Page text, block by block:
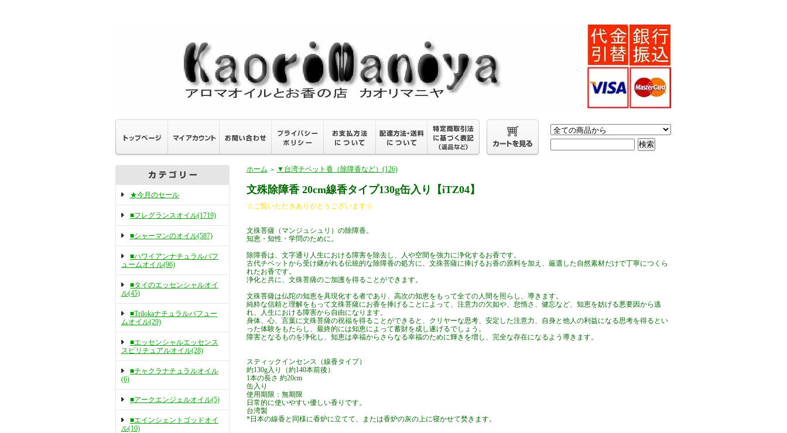
★今月のセール
■フレグランスオイル(1719)
■シャーマンのオイル(587)
■ハワイアンナチュラルパフ
ュームオイル(96)
■タイのエッセンシャルオイ
ル(45)
■Trilokaナチュラルパフュー
ムオイル(29)
■エッセンシャルエッセンス
スピリチュアルオイル(28)
■チャクラナチュラルオイル
(6)
■アークエンジェルオイル(5)
■エインシェントゴッドオイ
ル(10)
ホーム ＞ ▼台湾チベット香（除障香など）(126)
文殊除障香 20cm線香タイプ130g缶入り【iTZ04】
☆ご覧いただきありがとうございます☆
文殊菩薩（マンジュシュリ）の除障香。
知恵・知性・学問のために。
除障香は、文字通り人生における障害を除去し、人や空間を強力に浄化するお香です。
古代チベットから受け継がれる伝統的な除障香の処方に、文殊菩薩に捧げるお香の原料を加え、厳選した自然素材だけで丁寧につくら
れたお香です。
浄化と共に、文殊菩薩のご加護を得ることができます。
文殊菩薩は仏陀の知恵を具現化する者であり、高次の知恵をもって全ての人間を照らし、導きます。
純粋な信頼と理解をもって文殊菩薩にお香を捧げることによって、注意力の欠如や、怠惰さ、健忘など、知恵を妨げる悪要因から逃
れ、人生における障害から自由になります。
身体、心、言葉に文殊菩薩の祝福を得ることができると、クリヤーな思考、安定した注意力、自身と他人の利益になる思考を得るとい
った体験をもたらし、最終的には知恵によって蓄財を成し遂げるでしょう。
障害となるものを浄化し、知恵は幸福からさらなる幸福のために輝きを増し、完全な存在になるよう導きます。
スティックインセンス（線香タイプ）
約130g入り（約140本前後）
1本の長さ 約20cm
缶入り
使用期限：無期限
日常的に使いやすい優しい香りです。
台湾製
*日本の線香と同様に香炉に立てて、または香炉の灰の上に寝かせて焚きます。